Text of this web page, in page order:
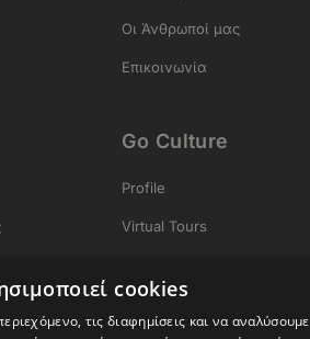
Οι Άνθρωποί μας
Επικοινωνία
Go Culture
Profile
Virtual Tours
cookies
τις διαφημίσεις και να αναλύσουμε